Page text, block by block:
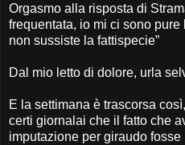
Orgasmo alla risposta di
frequentata, io mi ci sono
non sussiste la fattispecie”
Dal mio letto di dolore, urla
E la settimana è trascorsa
certi giornalai che il fatto che
imputazione per giraudo fosse